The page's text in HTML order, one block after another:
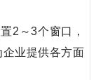
2～3个窗口，
业提供各方面